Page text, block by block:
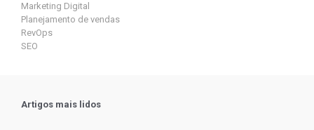
Marketing Digital
Planejamento de vendas
RevOps
SEO
Artigos mais lidos